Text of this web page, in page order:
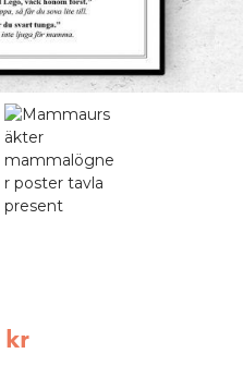
kr